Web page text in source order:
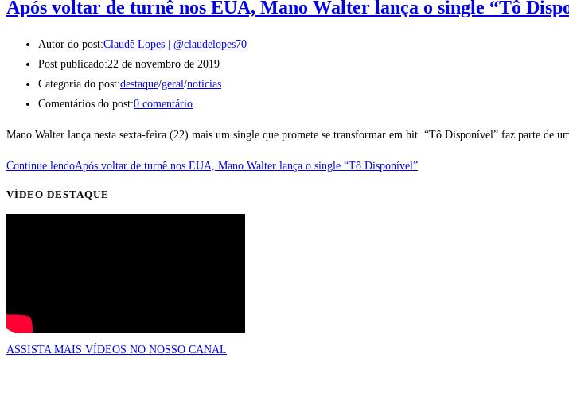
Após voltar de turnê nos EUA, Mano Walter lança o single “Tô
Autor do post:Claudê Lopes | @claudelopes70
Post publicado:22 de novembro de 2019
Categoria do post:destaque/geral/noticias
Comentários do post:0 comentário
Mano Walter lança nesta sexta-feira (22) mais um single que promete se transformar em hit. “Tô Disponível” faz parte de
Continue lendoApós voltar de turnê nos EUA, Mano Walter lança o single “Tô Disponível”
VÍDEO DESTAQUE
ASSISTA MAIS VÍDEOS NO NOSSO CANAL